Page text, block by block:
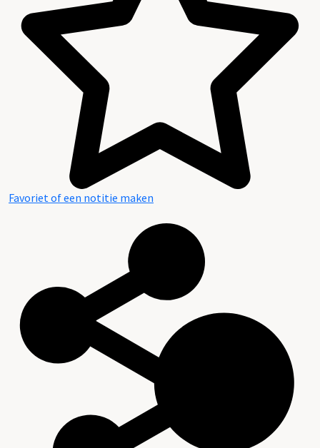
Favoriet of een notitie maken